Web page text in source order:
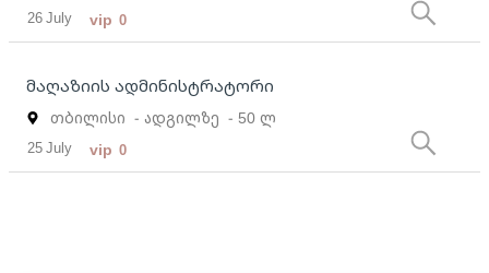
26 July vip 0
მაღაზიის ადმინისტრატორი
თბილისი - ადგილზე - 50 ლ
25 July vip 0